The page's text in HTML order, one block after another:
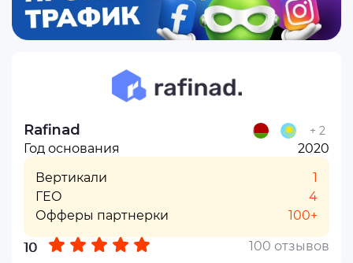
Rafinad + 2
Год основания
2020
Вертикали
1
ГЕО
4
Офферы партнерки
100+
10 100 отзывов